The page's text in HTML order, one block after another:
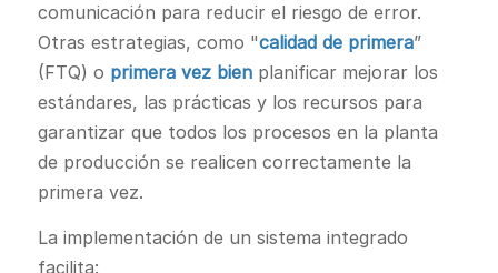
comunicación para reducir el riesgo de error.
Otras estrategias, como "calidad de primera”
(FTQ) o primera vez bienplanificar mejorar los
estándares, las prácticas y los recursos para
garantizar que todos los procesos en la planta
de producción se realicen correctamente la
primera vez.
La implementación de un sistema integrado
facilita: